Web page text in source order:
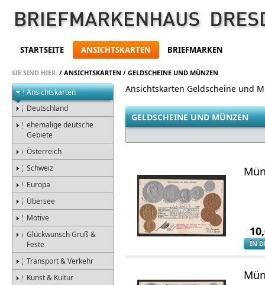
STARTSEITE ANSICHTSKARTEN BRIEFMARKEN
SIE SIND HIER: / ANSICHTSKARTEN / GELDSCHEINE UND MÜNZEN
Ansichtskarten
Deutschland
ehemalige deutsche
Gebiete
Österreich
Schweiz
Europa
Übersee
Motive
Glückwunsch Gruß &
Feste
Transport & Verkehr
Kunst & Kultur
Ansichtskarten Geldscheine und
GELDSCHEINE UND MÜNZEN
IN